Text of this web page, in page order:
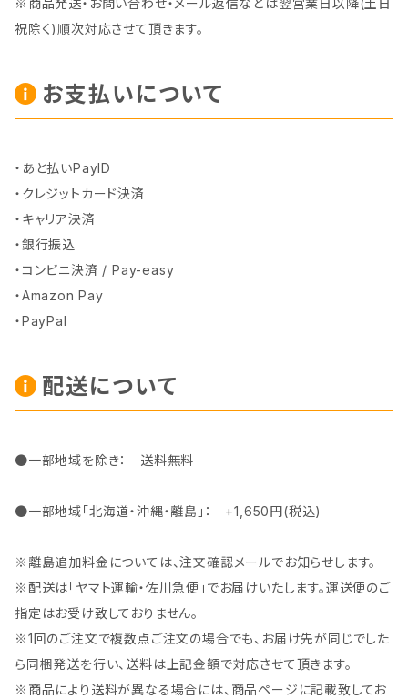
※商品発送・お問い合わせ・メール返信などは翌営業日以降(土日
祝除く)順次対応させて頂きます。
お支払いについて
・あと払いPayID
・クレジットカード決済
・キャリア決済
・銀行振込
・コンビニ決済 / Pay-easy
・Amazon Pay
・PayPal
配送について
●一部地域を除き： 送料無料
●一部地域「北海道・沖縄・離島」： +1,650円(税込)
※離島追加料金については、注文確認メールでお知らせします。
※配送は「ヤマト運輸・佐川急便」でお届けいたします。運送便のご
指定はお受け致しておりません。
※1回のご注文で複数点ご注文の場合でも、お届け先が同じでした
ら同梱発送を行い、送料は上記金額で対応させて頂きます。
※商品により送料が異なる場合には、商品ページに記載致してお